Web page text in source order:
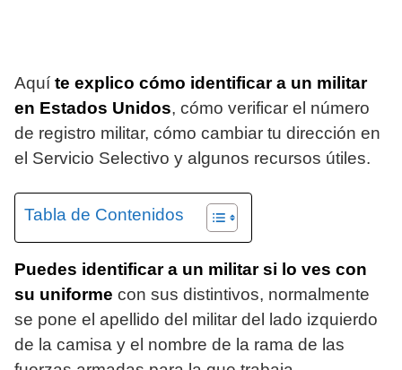
Aquí te explico cómo identificar a un militar
en Estados Unidos, cómo verificar el número
de registro militar, cómo cambiar tu dirección en
el Servicio Selectivo y algunos recursos útiles.
Tabla de Contenidos
Puedes identificar a un militar si lo ves con
su uniforme con sus distintivos, normalmente
se pone el apellido del militar del lado izquierdo
de la camisa y el nombre de la rama de las